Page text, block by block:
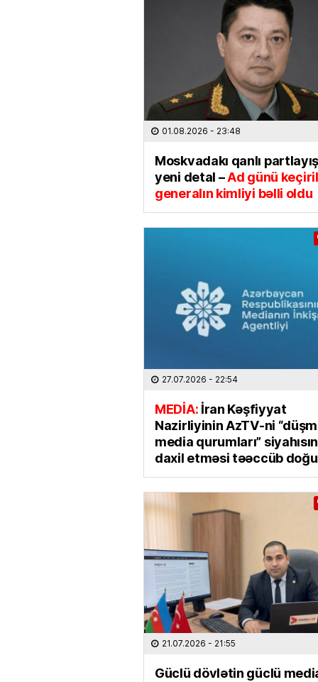
01.08.2026 - 23:48
Moskvadakı qanlı
yeni detal –Ad günü
generalın kimliyi bəlli oldu
27.07.2026 - 22:54
MEDİA:İran Kəşfiyyat
Nazirliyinin AzTV-ni
media qurumları”
daxil etməsi təəccüb
21.07.2026 - 21:55
Güclü dövlətin güclü